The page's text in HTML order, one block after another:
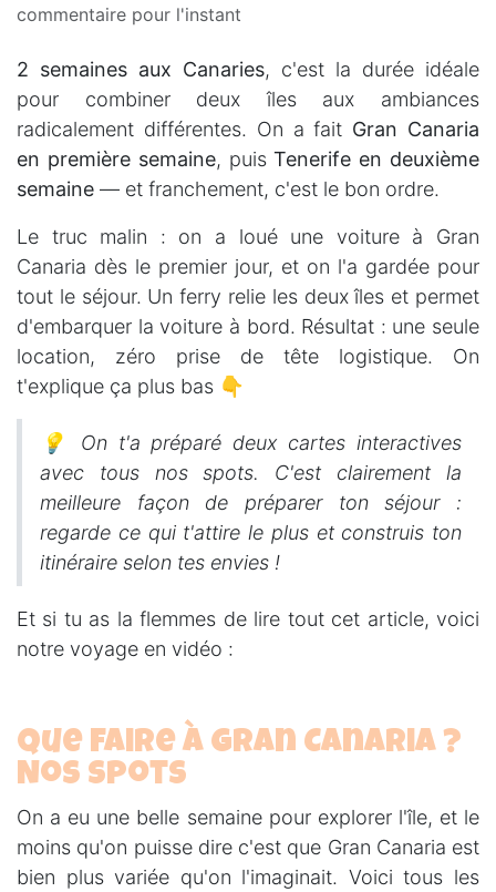
commentaire pour l'instant
2 semaines aux Canaries, c'est la durée idéale
pour combiner deux îles aux ambiances
radicalement différentes. On a fait Gran Canaria
en première semaine, puisTenerife en deuxième
semaine — et franchement, c'est le bon ordre.
Le truc malin : on a loué une voiture à Gran
Canaria dès le premier jour, et on l'a gardée pour
tout le séjour. Un ferry relie les deux îles et permet
d'embarquer la voiture à bord. Résultat : une seule
location, zéro prise de tête logistique. On
t'explique ça plus bas 👇
💡 On t'a préparé deux cartes interactives
avec tous nos spots. C'est clairement la
meilleure façon de préparer ton séjour :
regarde ce qui t'attire le plus et construis ton
itinéraire selon tes envies !
Et si tu as la flemmes de lire tout cet article, voici
notre voyage en vidéo :
Que faire à Gran Canaria ?
Nos spots
On a eu une belle semaine pour explorer l'île, et le
moins qu'on puisse dire c'est que Gran Canaria est
bien plus variée qu'on l'imaginait. Voici tous les